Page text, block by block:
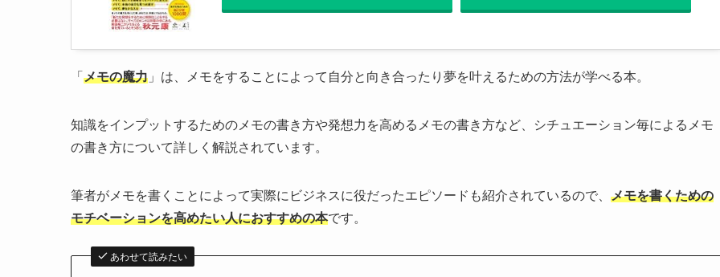
「 メモの魔力 」は、メモをすることによって自分と向き合ったり夢を叶えるための方法が学べる本。
知識をインプットするためのメモの書き方や発想力を高めるメモの書き方など、シチュエーション毎によるメモ
の書き方について詳しく解説されています。
筆者がメモを書くことによって実際にビジネスに役だったエピソードも紹介されているので、 メモを書くための
モチベーションを高めたい人におすすめの本です。
あわせて読みたい